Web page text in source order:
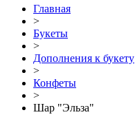
Главная
>
Букеты
>
Дополнения к букету
>
Конфеты
>
Шар "Эльза"